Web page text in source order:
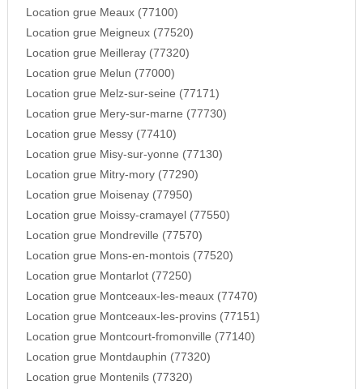
Location grue Meaux (77100)
Location grue Meigneux (77520)
Location grue Meilleray (77320)
Location grue Melun (77000)
Location grue Melz-sur-seine (77171)
Location grue Mery-sur-marne (77730)
Location grue Messy (77410)
Location grue Misy-sur-yonne (77130)
Location grue Mitry-mory (77290)
Location grue Moisenay (77950)
Location grue Moissy-cramayel (77550)
Location grue Mondreville (77570)
Location grue Mons-en-montois (77520)
Location grue Montarlot (77250)
Location grue Montceaux-les-meaux (77470)
Location grue Montceaux-les-provins (77151)
Location grue Montcourt-fromonville (77140)
Location grue Montdauphin (77320)
Location grue Montenils (77320)